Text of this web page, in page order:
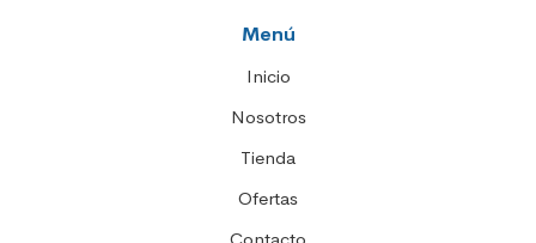
Menú
Inicio
Nosotros
Tienda
Ofertas